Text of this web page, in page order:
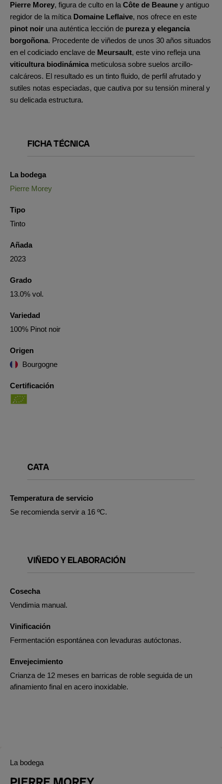
Pierre Morey, figura de culto en la Côte de Beaune y antiguo
regidor de la mítica Domaine Leflaive, nos ofrece en este
pinot noir una auténtica lección de pureza y elegancia
borgoñona. Procedente de viñedos de unos 30 años situados
en el codiciado enclave de Meursault, este vino refleja una
viticultura biodinámica meticulosa sobre suelos arcillo-
calcáreos. El resultado es un tinto fluido, de perfil afrutado y
sutiles notas especiadas, que cautiva por su tensión mineral y
su delicada estructura.
FICHA TÉCNICA
La bodega
Pierre Morey
Tipo
Tinto
Añada
2023
Grado
13.0% vol.
Variedad
100% Pinot noir
Origen
Bourgogne
Certificación
CATA
Temperatura de servicio
Se recomienda servir a 16 ºC.
VIÑEDO Y ELABORACIÓN
Cosecha
Vendimia manual.
Vinificación
Fermentación espontánea con levaduras autóctonas.
Envejecimiento
Crianza de 12 meses en barricas de roble seguida de un
afinamiento final en acero inoxidable.
La bodega